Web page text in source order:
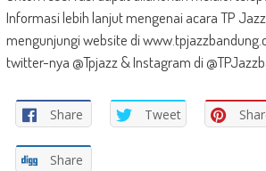
Informasi lebih lanjut mengenai acara TP
mengunjungi website di
twitter-nya @Tpjazz & Instagram di
Share Tweet
Share